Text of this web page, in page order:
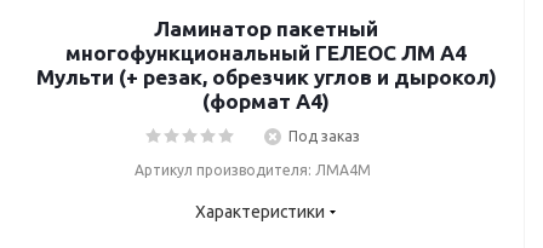
Ламинатор пакетный
многофункциональный ГЕЛЕОС ЛМ A4
Мульти (+ резак, обрезчик углов и дырокол)
(формат А4)
Под заказ
Артикул производителя: ЛМА4М
Характеристики